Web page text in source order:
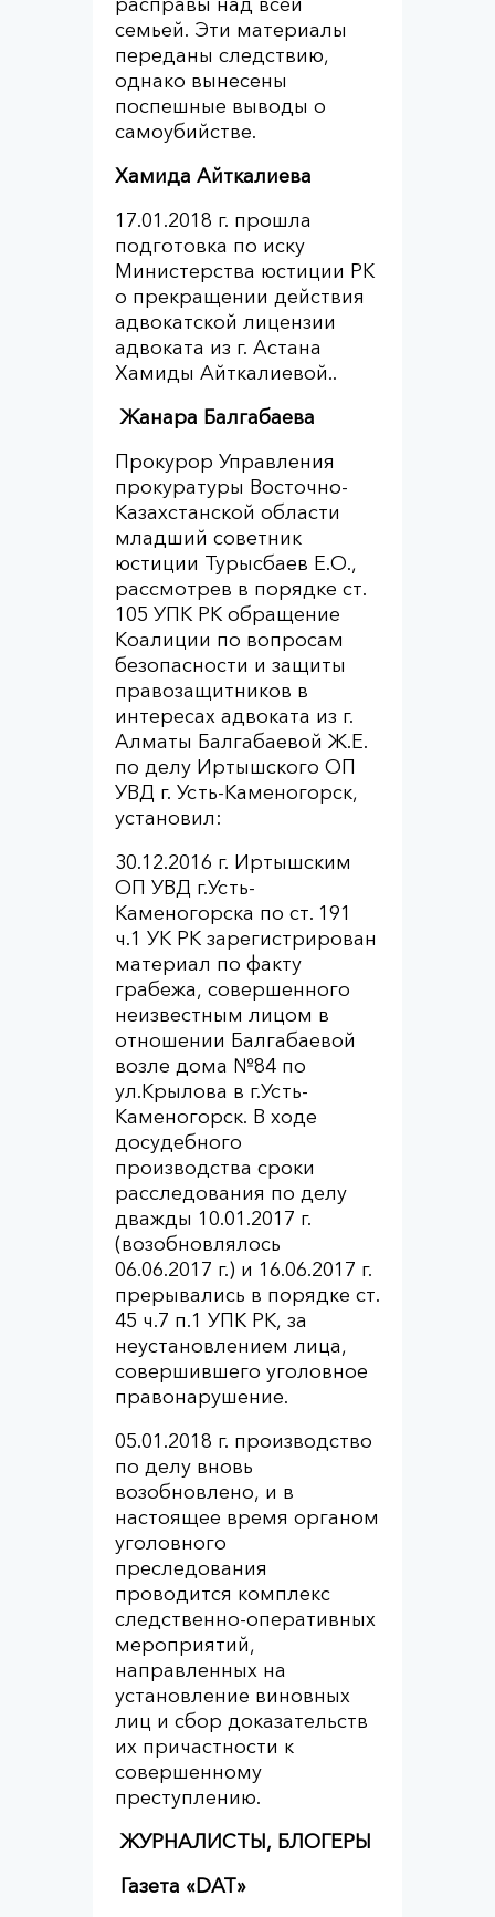
семьей. Эти материалы
переданы следствию,
однако вынесены
поспешные выводы о
самоубийстве.
Хамида Айткалиева
17.01.2018 г. прошла
подготовка по иску
Министерства юстиции РК
о прекращении действия
адвокатской лицензии
адвоката из г. Астана
Хамиды Айткалиевой..
Жанара Балгабаева
Прокурор Управления
прокуратуры Восточно-
Казахстанской области
младший советник
юстиции Турысбаев Е.О.,
рассмотрев в порядке ст.
105 УПК РК обращение
Коалиции по вопросам
безопасности и защиты
правозащитников в
интересах адвоката из г.
Алматы Балгабаевой Ж.Е.
по делу Иртышского ОП
УВД г. Усть-Каменогорск,
установил:
30.12.2016 г. Иртышским
ОП УВД г.Усть-
Каменогорска по ст. 191
ч.1 УК РК зарегистрирован
материал по факту
грабежа, совершенного
неизвестным лицом в
отношении Балгабаевой
возле дома №84 по
ул.Крылова в г.Усть-
Каменогорск. В ходе
досудебного
производства сроки
расследования по делу
дважды 10.01.2017 г.
(возобновлялось
06.06.2017 г.) и 16.06.2017 г.
прерывались в порядке ст.
45 ч.7 п.1 УПК РК, за
неустановлением лица,
совершившего уголовное
правонарушение.
05.01.2018 г. производство
по делу вновь
возобновлено, и в
настоящее время органом
уголовного
преследования
проводится комплекс
следственно-оперативных
мероприятий,
направленных на
установление виновных
лиц и сбор доказательств
их причастности к
совершенному
преступлению.
ЖУРНАЛИСТЫ, БЛОГЕРЫ
Газета «DAT»